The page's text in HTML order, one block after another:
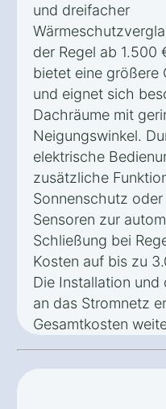
und dreifacher
der Regel ab 1.500
bietet eine größere
und eignet sich
Dachräume mit
Neigungswinkel.
elektrische
zusätzliche
Sonnenschutz
Sensoren zur
Schließung bei
Kosten auf bis zu
Die Installation und
an das Stromnetz
Gesamtkosten